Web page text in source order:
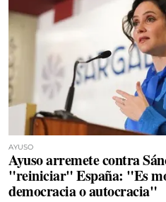
AYUSO
Ayuso arremete contra
"reiniciar" España: "Es
democracia o autocracia"